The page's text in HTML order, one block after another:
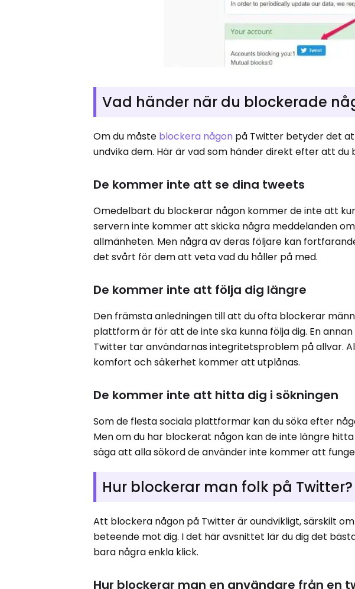
Vad händer när du blockerade
Om du måste blockera någon på Twitter betyder det
undvika dem. Här är vad som händer direkt efter att du
De kommer inte att se dina tweets
Omedelbart du blockerar någon kommer de inte att
servern inte kommer att skicka några meddelanden
allmänheten. Men några av deras följare kan
det svårt för dem att veta vad du håller på med.
De kommer inte att följa dig längre
Den främsta anledningen till att du ofta blockerar
plattform är för att de inte ska kunna följa dig. En
Twitter tar användarnas integritetsproblem på allvar.
komfort och säkerhet kommer att utplånas.
De kommer inte att hitta dig i sökningen
Som de flesta sociala plattformar kan du söka efter
Men om du har blockerat någon kan de inte längre
säga att alla sökord de använder inte kommer att
Hur blockerar man folk på Twitter?
Att blockera någon på Twitter är oundvikligt, särskilt
beteende mot dig. I det här avsnittet lär du dig det
bara några enkla klick.
Hur blockerar man en användare från en